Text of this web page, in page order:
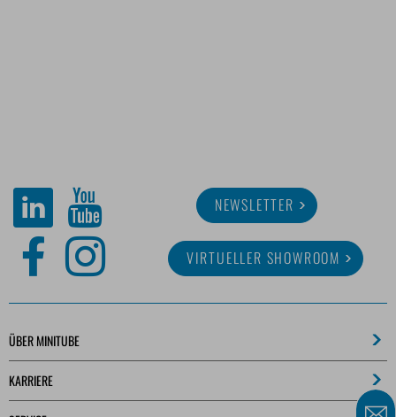
NEWSLETTER
VIRTUELLER SHOWROOM
ÜBER MINITUBE
KARRIERE